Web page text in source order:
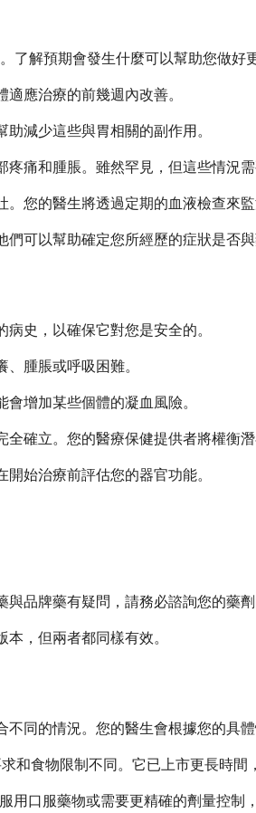
了解預期會發生什麼可以幫助您做好
應治療的前幾週內改善。
減少這些與胃相關的副作用。
痛和腫脹。雖然罕見，但這些情況需
您的醫生將透過定期的血液檢查來監
可以幫助確定您所經歷的症狀是否
史，以確保它對您是安全的。
腫脹或呼吸困難。
增加某些個體的凝血風險。
確立。您的醫療保健提供者將權衡潛
始治療前評估您的器官功能。
品牌藥有疑問，請務必諮詢您的藥劑
，但兩者都同樣有效。
同的情況。您的醫生會根據您的具體
和食物限制不同。它已上市更長時間
口服藥物或需要更精確的劑量控制